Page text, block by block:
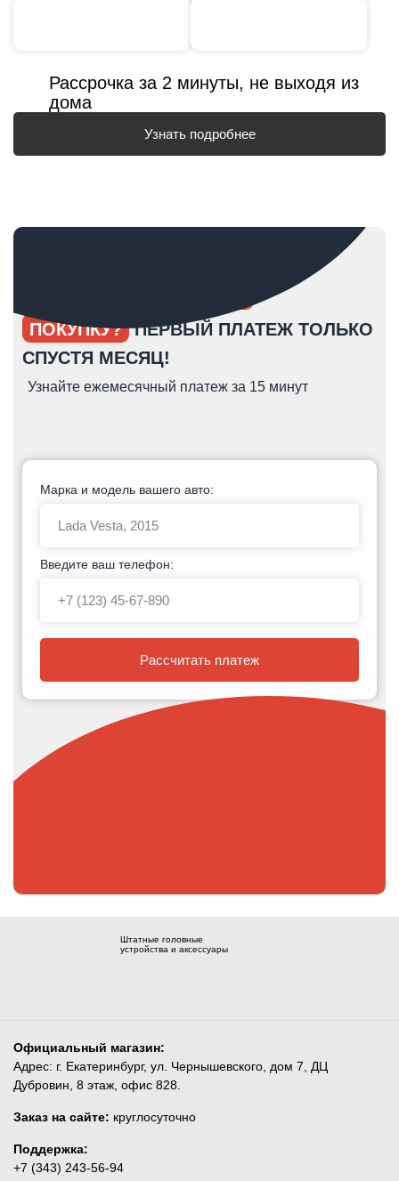
Рассрочка за 2 минуты, не выходя из
дома
Узнать подробнее
ПОКУПКУ? ПЕРВЫЙ ПЛАТЕЖ ТОЛЬКО
СПУСТЯ МЕСЯЦ!
Узнайте ежемесячный платеж за 15 минут
Марка и модель вашего авто:
Введите ваш телефон:
Рассчитать платеж
Штатные головные
устройства и аксессуары
Официальный магазин:
Адрес: г. Екатеринбург, ул. Чернышевского, дом 7, ДЦ
Дубровин, 8 этаж, офис 828.
Заказ на сайте: круглосуточно
Поддержка:
+7 (343) 243-56-94